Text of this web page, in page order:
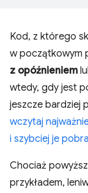
Kod, z którego
w początkowym
z opóźnieniem
wtedy, gdy jest
jeszcze bardziej
wczytaj
i szybciej je
Chociaż
przykładem,